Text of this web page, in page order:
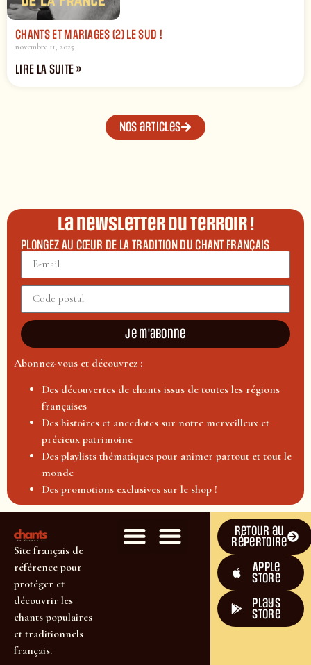
CHANTS ET MARIAGES (2) LE SUD !
novembre 11, 2025
LIRE LA SUITE »
Nos articles
La newsletter du terroir !
PLONGEZ AU CŒUR DE LA TRADITION DU CHANT FRANÇAIS
Je m'abonne
Abonnez-vous et découvrez :
Des découvertes de chants issus de toutes les régions
françaises
Des histoires et anecdotes sur notre merveilleux et
précieux patrimoine
Des playlists thématiques pour animer partout et tout le
monde
Des promotions exclusives sur le shop !
Site français de
référence pour
protéger et
découvrir les
chants populaires
et traditionnels
français.
Retour au
répertoire
Apple
Store
plays
store